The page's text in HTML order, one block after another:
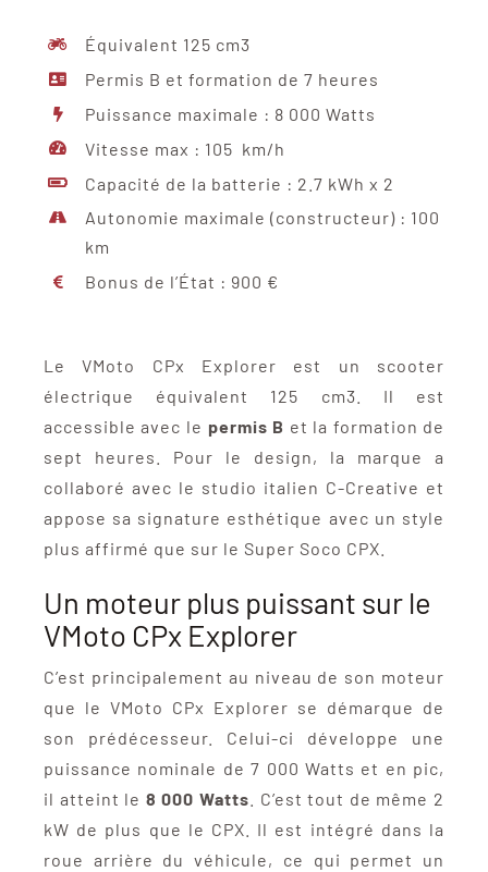
Équivalent 125 cm3
Permis B et formation de 7 heures
Puissance maximale : 8 000 Watts
Vitesse max : 105 km/h
Capacité de la batterie : 2.7 kWh x 2
Autonomie maximale (constructeur) : 100
km
Bonus de l’État : 900 €
Le VMoto CPx Explorer est un scooter
électrique équivalent 125 cm3. Il est
accessible avec le permis B et la formation de
sept heures. Pour le design, la marque a
collaboré avec le studio italien C-Creative et
appose sa signature esthétique avec un style
plus affirmé que sur le Super Soco CPX.
Un moteur plus puissant sur le
VMoto CPx Explorer
C’est principalement au niveau de son moteur
que le VMoto CPx Explorer se démarque de
son prédécesseur. Celui-ci développe une
puissance nominale de 7 000 Watts et en pic,
il atteint le 8 000 Watts . C’est tout de même 2
kW de plus que le CPX. Il est intégré dans la
roue arrière du véhicule, ce qui permet un